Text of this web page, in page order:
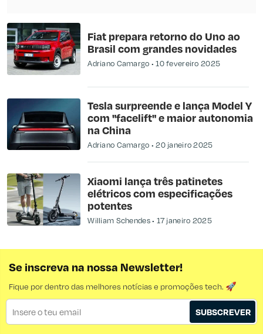
Fiat prepara retorno do Uno ao
Brasil com grandes novidades
Adriano Camargo 10 fevereiro 2025
Tesla surpreende e lança Model Y
com "facelift" e maior autonomia
na China
Adriano Camargo 20 janeiro 2025
Xiaomi lança três patinetes
elétricos com especificações
potentes
William Schendes 17 janeiro 2025
Se inscreva na nossa Newsletter!
Fique por dentro das melhores notícias e promoções tech. 🚀
SUBSCREVER